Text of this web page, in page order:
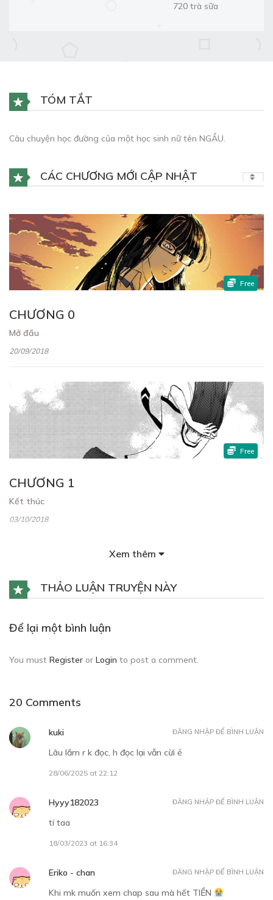
720 trà sữa
TÓM TẮT
Câu chuyện học đường của một học sinh nữ tên NGẦU.
CÁC CHƯƠNG MỚI CẬP NHẬT
CHƯƠNG 0
Mở đầu
20/09/2018
Free
CHƯƠNG 1
Kết thúc
03/10/2018
Free
CHƯƠNG 3
Xem thêm
THẢO LUẬN TRUYỆN NÀY
Để lại một bình luận
You must Register or Login to post a comment.
20 Comments
kuki
Lâu lắm r k đọc, h đọc lại vẫn cừi ẻ
28/06/2025 at 22:12
ĐĂNG NHẬP ĐỂ BÌNH LUẬN
Hyyy182023
tí taa
18/03/2023 at 16:34
ĐĂNG NHẬP ĐỂ BÌNH LUẬN
Eriko - chan
Khi mk muốn xem chap sau mà hết TIỀN
ĐĂNG NHẬP ĐỂ BÌNH LUẬN